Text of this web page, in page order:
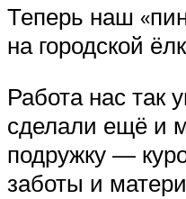
Теперь наш
на городской
Работа нас так
сделали ещё и
подружку —
заботы и